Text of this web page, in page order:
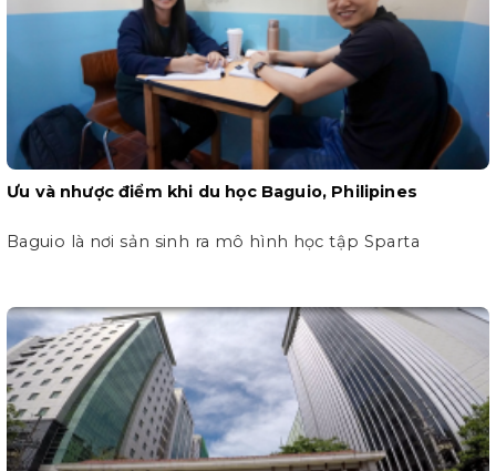
Ưu và nhược điểm khi du học Baguio, Philipines
Baguio là nơi sản sinh ra mô hình học tập Sparta